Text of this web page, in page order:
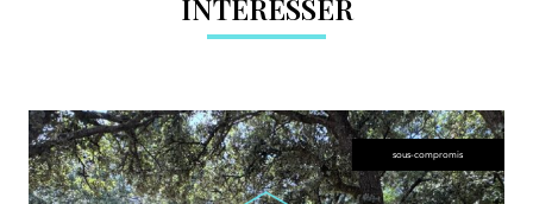
INTÉRESSER
sous-compromis